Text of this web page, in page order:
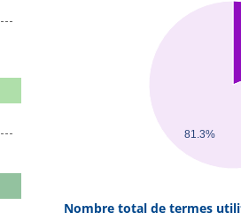
81.3%
Nombre total de termes